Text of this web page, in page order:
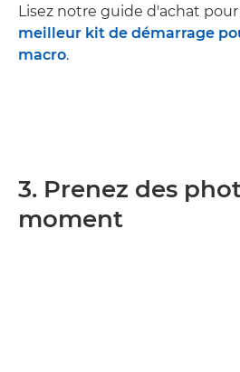
Lisez notre guide d'achat
meilleur kit de démarrage
macro.
3. Prenez des
moment